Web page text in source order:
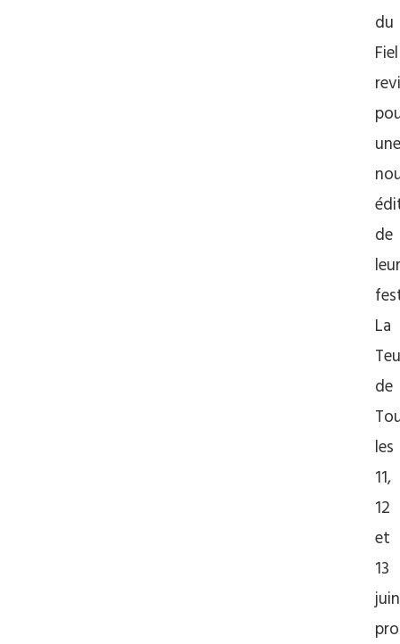
du
Fiel
une
de
leur
La
de
les
11,
12
et
13
juin